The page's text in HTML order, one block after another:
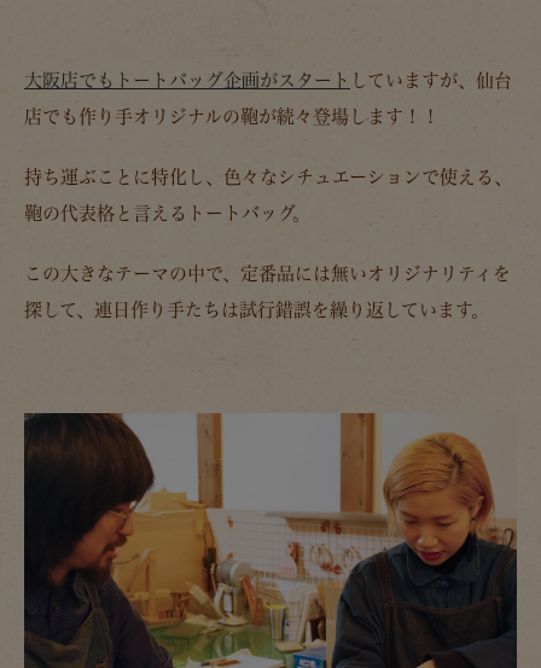
大阪店でもトートバッグ企画がスタート していますが、仙台
店でも作り手オリジナルの鞄が続々登場します！！
持ち運ぶことに特化し、色々なシチュエーションで使える、
鞄の代表格と言えるトートバッグ。
この大きなテーマの中で、定番品には無いオリジナリティを
探して、連日作り手たちは試行錯誤を繰り返しています。